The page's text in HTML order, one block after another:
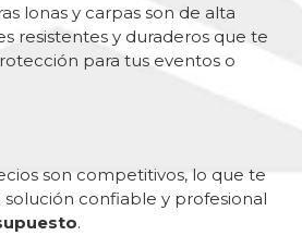
lonas y carpas son de alta
resistentes y duraderos que te
para tus eventos o
son competitivos, lo que te
confiable y profesional
.